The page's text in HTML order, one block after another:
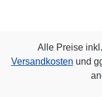
Alle Preise
Versandkosten und